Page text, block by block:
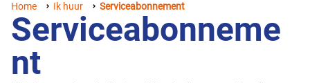
Home Ik huur Serviceabonnement
Serviceabonneme
nt